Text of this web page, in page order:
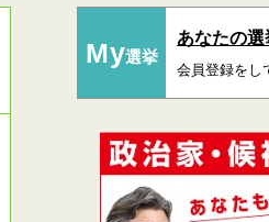
My選挙
あなたの
会員登録をし